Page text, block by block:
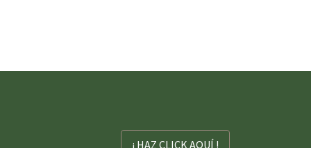
¡ HAZ CLICK AQUÍ !